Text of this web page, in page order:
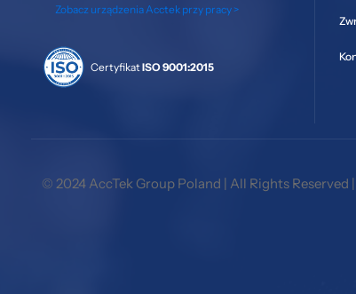
Zobacz urządzenia Acctek przy pracy >
CertyfikatISO 9001:2015
© 2024 AccTek Group Poland | All Rights Reserved |